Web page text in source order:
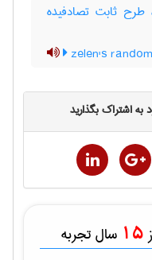
ثابت تصادفیده
zelen's
اشتراک بگذارید
15 سال تجربه